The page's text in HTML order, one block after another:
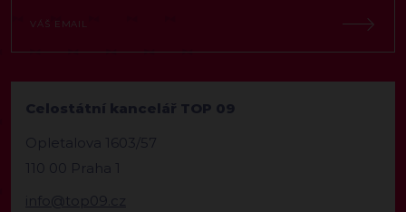
Celostátní kancelář TOP 09
Opletalova 1603/57
110 00 Praha 1
info@top09.cz